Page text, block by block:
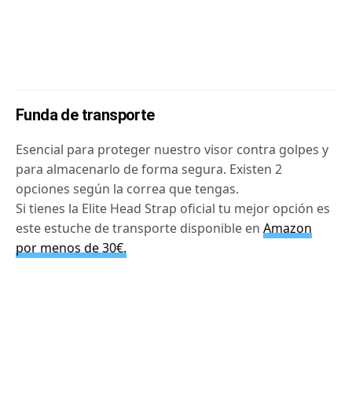
Funda de transporte
Esencial para proteger nuestro visor contra golpes y
para almacenarlo de forma segura. Existen 2
opciones según la correa que tengas.
Si tienes la Elite Head Strap oficial tu mejor opción es
este estuche de transporte disponible enAmazon
por menos de 30€.